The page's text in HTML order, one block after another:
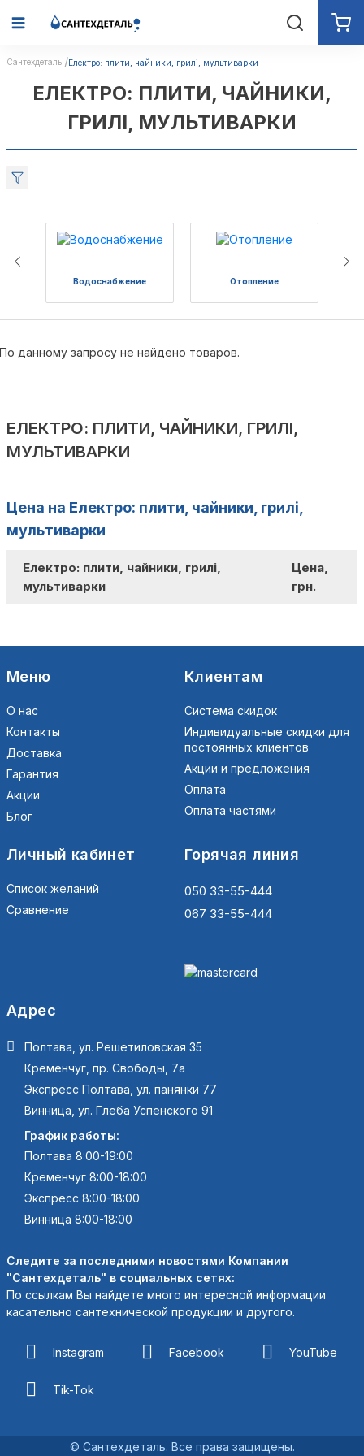
Сантехдеталь Електро: плити, чайники, грилі, мультиварки
ЕЛЕКТРО: ПЛИТИ, ЧАЙНИКИ,
ГРИЛІ, МУЛЬТИВАРКИ
Водоснабжение Отопление
По данному запросу не найдено товаров.
ЕЛЕКТРО: ПЛИТИ, ЧАЙНИКИ, ГРИЛІ,
МУЛЬТИВАРКИ
Цена на Електро: плити, чайники, грилі,
мультиварки
Електро: плити, чайники, грилі,
мультиварки
Цена,
грн.
Меню
О нас
Контакты
Доставка
Гарантия
Акции
Блог
Клиентам
Система скидок
Индивидуальные скидки для
постоянных клиентов
Акции и предложения
Оплата
Оплата частями
Личный кабинет
Список желаний
Сравнение
Горячая линия
050 33-55-444
067 33-55-444
Адрес
Полтава, ул. Решетиловская 35
Кременчуг, пр. Свободы, 7а
Экспресс Полтава, ул. панянки 77
Винница, ул. Глеба Успенского 91
График работы:
Полтава 8:00-19:00
Кременчуг 8:00-18:00
Экспресс 8:00-18:00
Винница 8:00-18:00
Следите за последними новостями Компании
"Сантехдеталь" в социальных сетях:
По ссылкам Вы найдете много интересной информации
касательно сантехнической продукции и другого.
Instagram Facebook YouTube
Tik-Tok
© Сантехдеталь. Все права защищены.